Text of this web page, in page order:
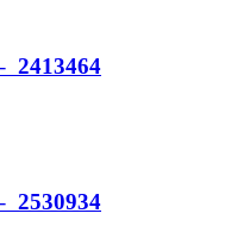
2413464
2530934